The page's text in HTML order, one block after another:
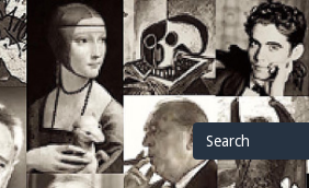
Search
for